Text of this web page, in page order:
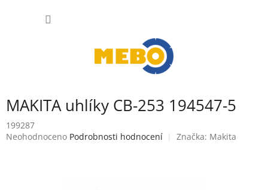
MAKITA uhlíky CB-253 194547-5
199287
Průměrné
Neohodnoceno Podrobnosti hodnocení Značka: Makita